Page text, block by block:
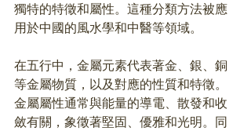
獨特的特徵和屬性。這種分類方法被應
用於中國的風水學和中醫等領域。
在五行中，金屬元素代表著金、銀、銅
等金屬物質，以及對應的性質和特徵。
金屬屬性通常與能量的導電、散發和收
斂有關，象徵著堅固、優雅和光明。同